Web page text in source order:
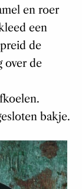
en roer
een
de
over de
bakje.